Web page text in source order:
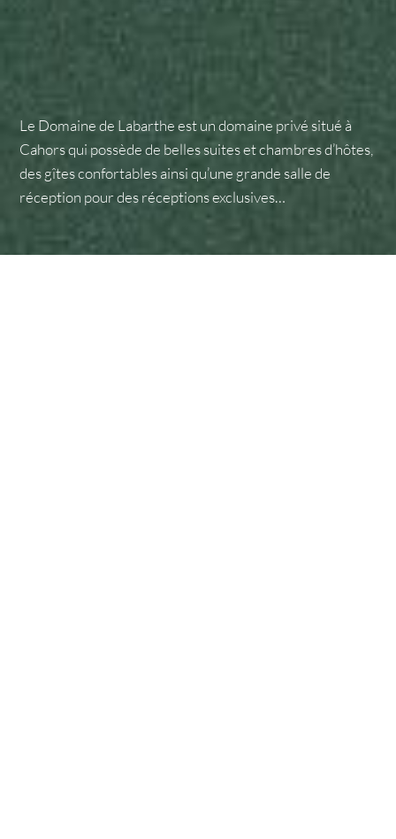
Le Domaine de Labarthe est un domaine privé situé à
Cahors qui possède de belles suites et chambres d’hôtes,
des gîtes confortables ainsi qu’une grande salle de
réception pour des réceptions exclusives…